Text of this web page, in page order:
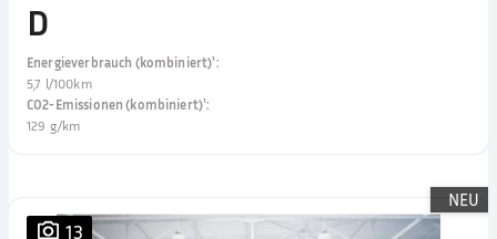
D
Energieverbrauch (kombiniert)¹:
5,7 l/100km
CO2-Emissionen (kombiniert)¹:
129 g/km
NEU
13